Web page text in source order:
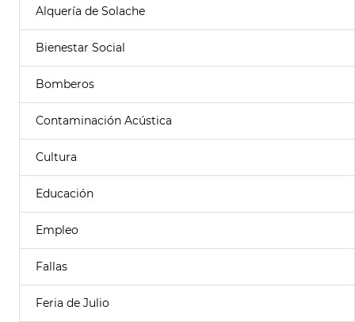
Alquería de Solache
Bienestar Social
Bomberos
Contaminación Acústica
Cultura
Educación
Empleo
Fallas
Feria de Julio